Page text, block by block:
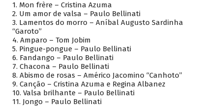
1. Mon frère – Cristina Azuma
2. Um amor de valsa – Paulo Bellinati
3. Lamentos do morro – Aníbal Augusto Sardinha
“Garoto”
4. Amparo – Tom Jobim
5. Pingue-pongue – Paulo Bellinati
6. Fandango – Paulo Bellinati
7. Chacona – Paulo Bellinati
8. Abismo de rosas – Américo Jacomino “Canhoto”
9. Canção – Cristina Azuma e Regina Albanez
10. Valsa brilhante – Paulo Bellinati
11. Jongo – Paulo Bellinati